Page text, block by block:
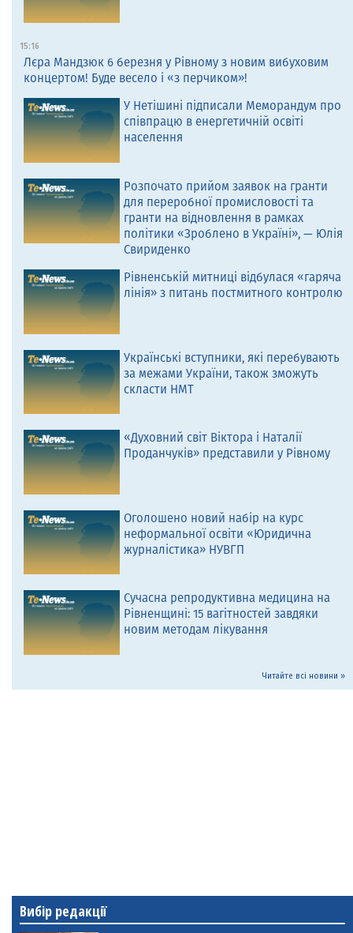
15:16
Лєра Мандзюк 6 березня у Рівному з новим вибуховим
концертом! Буде весело і «з перчиком»!
У Нетішині підписали Меморандум про
співпрацю в енергетичній освіті
населення
Розпочато прийом заявок на гранти
для переробної промисловості та
гранти на відновлення в рамках
політики «Зроблено в Україні», — Юлія
Свириденко
Рівненській митниці відбулася «гаряча
лінія» з питань постмитного контролю
Українські вступники, які перебувають
за межами України, також зможуть
скласти НМТ
«Духовний світ Віктора і Наталії
Проданчуків» представили у Рівному
Оголошено новий набір на курс
неформальної освіти «Юридична
журналістика» НУВГП
Сучасна репродуктивна медицина на
Рівненщині: 15 вагітностей завдяки
новим методам лікування
Читайте всі новини »
Вибір редакції